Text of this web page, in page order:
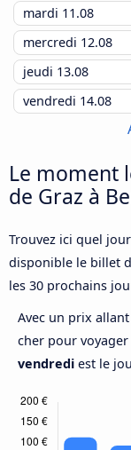
mardi 11.08
mercredi 12.08
jeudi 13.08
vendredi 14.08
Le moment
de Graz à
Trouvez ici quel
disponible le billet
les 30 prochains
Avec un prix allant
cher pour voyager
vendredi est le